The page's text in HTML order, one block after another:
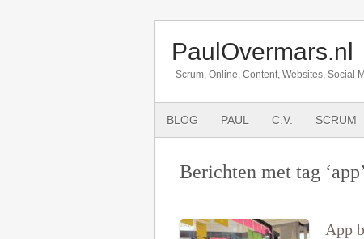
PaulOvermars.nl
Scrum, Online, Content, Websites, Social
BLOG PAUL C.V. SCRUM
Berichten met tag ‘app’
App